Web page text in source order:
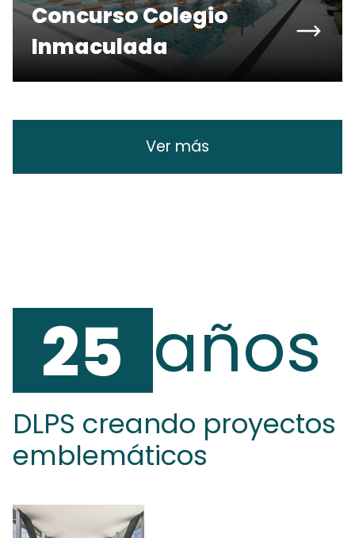
Concurso Colegio
Inmaculada
Ver más
25 años
DLPS creando proyectos
emblemáticos